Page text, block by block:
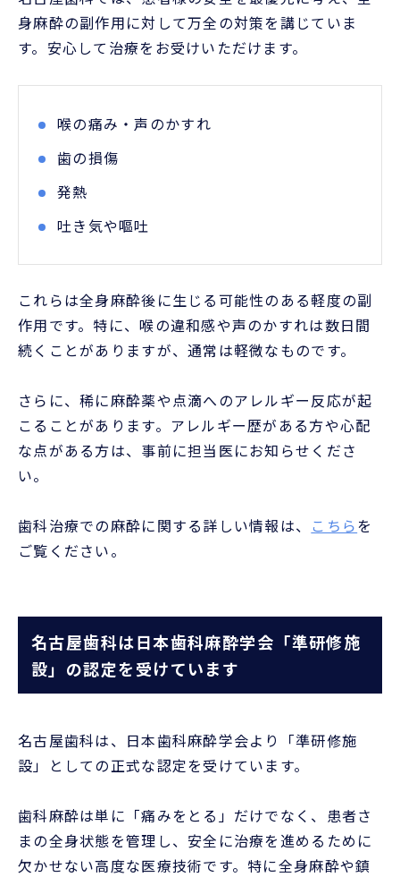
身麻酔の副作用に対して万全の対策を講じていま
す。安心して治療をお受けいただけます。
喉の痛み・声のかすれ
歯の損傷
発熱
吐き気や嘔吐
これらは全身麻酔後に生じる可能性のある軽度の副
作用です。特に、喉の違和感や声のかすれは数日間
続くことがありますが、通常は軽微なものです。
さらに、稀に麻酔薬や点滴へのアレルギー反応が起
こることがあります。アレルギー歴がある方や心配
な点がある方は、事前に担当医にお知らせくださ
い。
歯科治療での麻酔に関する詳しい情報は、 こちらを
ご覧ください。
名古屋歯科は日本歯科麻酔学会「準研修施
設」の認定を受けています
名古屋歯科は、日本歯科麻酔学会より「準研修施
設」としての正式な認定を受けています。
歯科麻酔は単に「痛みをとる」だけでなく、患者さ
まの全身状態を管理し、安全に治療を進めるために
欠かせない高度な医療技術です。特に全身麻酔や鎮